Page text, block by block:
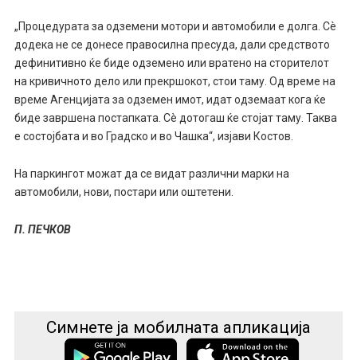
„Процедурата за одземени мотори и автомобили е долга. Сè
додека не се донесе правосилна пресуда, дали средството
дефинитивно ќе биде одземено или вратено на сторителот
на кривичното дело или прекршокот, стои таму. Од време на
време Агенцијата за одземен имот, идат одземаат кога ќе
биде завршена постапката. Сè дотогаш ќе стојат таму. Таква
е состојбата и во Градско и во Чашка“, изјави Костов.
На паркингот можат да се видат различни марки на
автомобили, нови, постари или оштетени.
П. ПЕЧКОВ
Симнете ја мобилната апликација